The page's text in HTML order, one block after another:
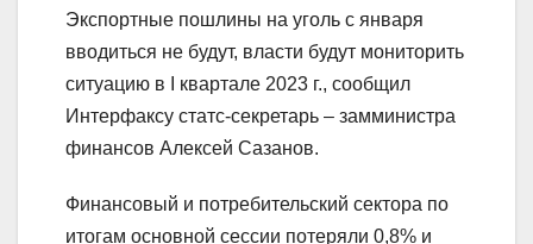
Экспортные пошлины на уголь с января
вводиться не будут, власти будут мониторить
ситуацию в I квартале 2023 г., сообщил
Интерфаксу статс-секретарь – замминистра
финансов Алексей Сазанов.
Финансовый и потребительский сектора по
итогам основной сессии потеряли 0,8% и